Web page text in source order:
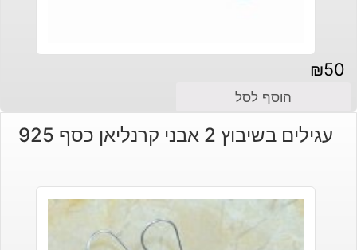
₪50
הוסף לסל
עגילים בשיבוץ 2 אבני קרנליאן כסף 925